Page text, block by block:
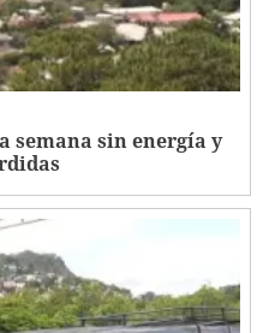
semana sin energía y